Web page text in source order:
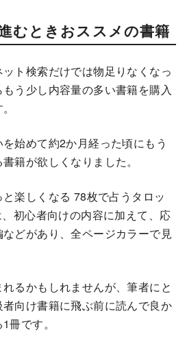
むときおススメの書籍
ト検索だけでは物足りなくなっ
う少し内容量の多い書籍を購入
始めて約2か月経った頃にもう
籍が欲しくなりました。
と楽しくなる 78枚で占うタロッ
初心者向けの内容に加えて、応
どがあり、全ページカラーで見
るかもしれませんが、筆者にと
向け書籍に飛ぶ前に読んで良か
冊です。